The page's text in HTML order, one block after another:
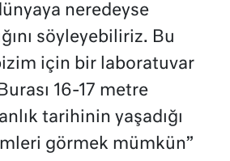
neredeyse
söyleyebiliriz. Bu
için bir laboratuvar
16-17 metre
tarihinin yaşadığı
görmek mümkün”